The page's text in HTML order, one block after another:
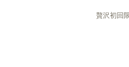
贅沢初回